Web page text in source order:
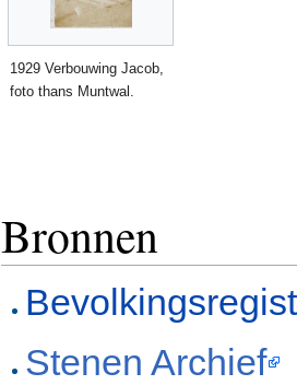
1929 Verbouwing Jacob,
foto thans Muntwal.
Bronnen
Stenen Archief